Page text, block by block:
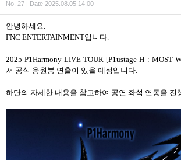
No. 27 | Date 2025.08.05 14:00
안녕하세요.
FNC ENTERTAINMENT입니다.
2025 P1Harmony LIVE TOUR [P1ustage H : MOST
서 공식 응원봉 연출이 있을 예정입니다.
하단의 자세한 내용을 참고하여 공연 좌석 연동을 진